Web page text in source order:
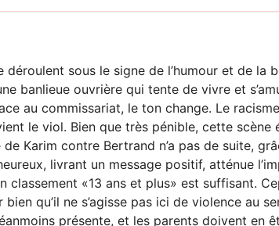
sous le signe de l’humour et de la
banlieue ouvrière qui tente de vivre et
au commissariat, le ton change. Le
le viol. Bien que très pénible, cette scène
Karim contre Bertrand n’a pas de suite,
livrant un message positif, atténue
classement «13 ans et plus» est suffisant.
qu’il ne s’agisse pas ici de violence au
présente, et les parents doivent en